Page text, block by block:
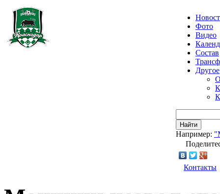
Фото
Видео
Состав
Другое
Найти
Например:
Контакты